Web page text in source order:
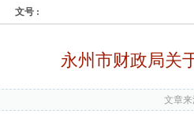
文号 :
永州市财政局关
文章